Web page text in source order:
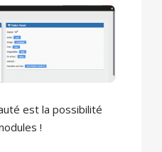
est la possibilité
!